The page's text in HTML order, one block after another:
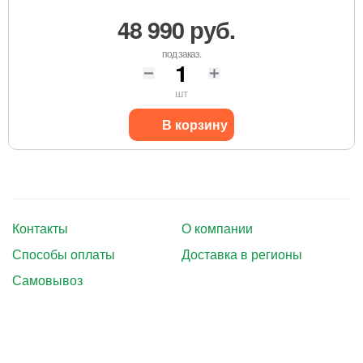
48 990 руб.
под заказ.
шт
В корзину
Контакты
О компании
Способы оплаты
Доставка в регионы
Самовывоз